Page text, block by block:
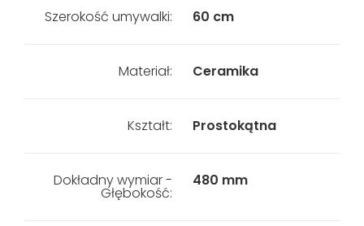
Szerokość umywalki: 60 cm
Materiał: Ceramika
Kształt: Prostokątna
Dokładny wymiar -
Głębokość:
480 mm